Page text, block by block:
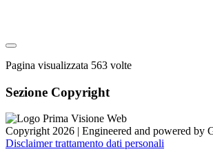
Pagina visualizzata 563 volte
Sezione Copyright
Copyright 2026 | Engineered and powered
Disclaimer trattamento dati personali